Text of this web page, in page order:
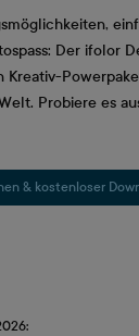
Der ifolor
Kreativ-
Probiere es
& kostenloser